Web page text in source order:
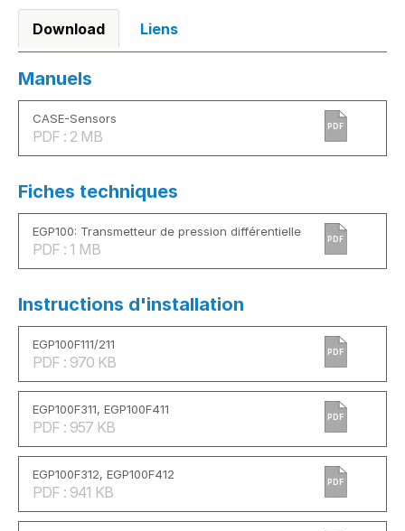
Download Liens
Manuels
CASE-Sensors
PDF : 2 MB
PDF
Fiches techniques
EGP100: Transmetteur de pression différentielle
PDF : 1 MB
PDF
Instructions d'installation
EGP100F111/211
PDF : 970 KB
PDF
EGP100F311, EGP100F411
PDF : 957 KB
PDF
EGP100F312, EGP100F412
PDF : 941 KB
PDF